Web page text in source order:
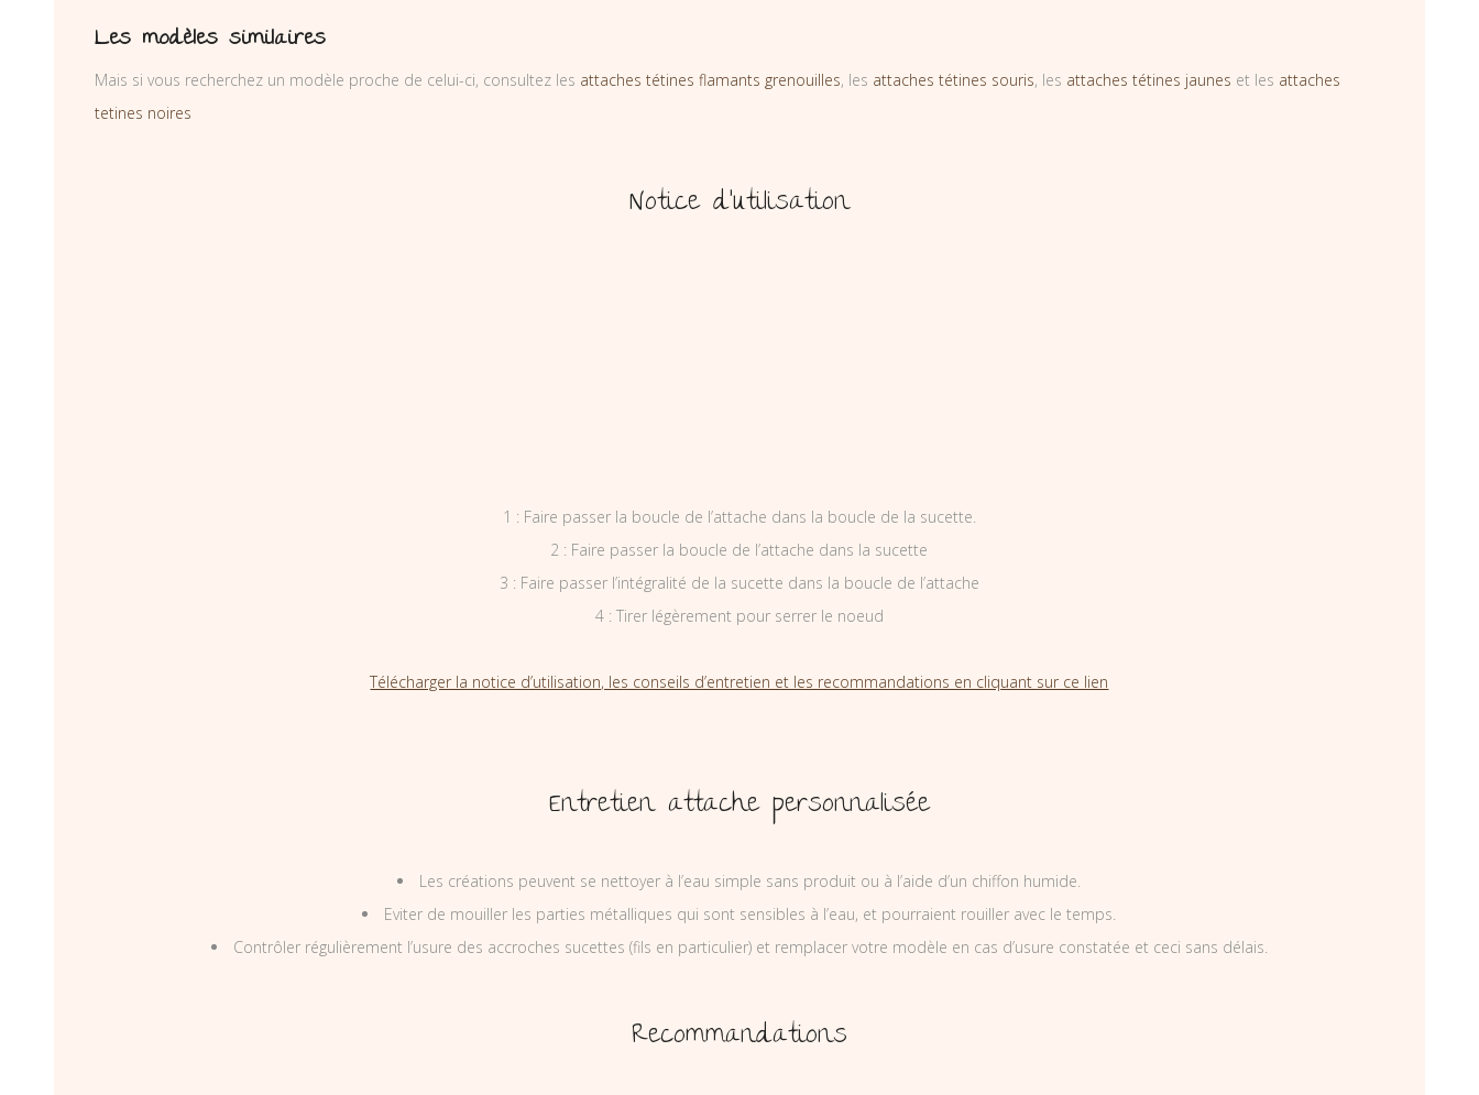
Les modèles similaires
Mais si vous recherchez un modèle proche de celui-ci, consultez les attaches tétines flamants grenouilles, les attaches tétines souris, les attaches tétines jaunes et les attaches
tetines noires
Notice d’utilisation
1 : Faire passer la boucle de l’attache dans la boucle de la sucette.
2 : Faire passer la boucle de l’attache dans la sucette
3 : Faire passer l’intégralité de la sucette dans la boucle de l’attache
4 : Tirer légèrement pour serrer le noeud
Télécharger la notice d’utilisation, les conseils d’entretien et les recommandations en cliquant sur ce lien
Entretien attache personnalisée
Les créations peuvent se nettoyer à l’eau simple sans produit ou à l’aide d’un chiffon humide.
Eviter de mouiller les parties métalliques qui sont sensibles à l’eau, et pourraient rouiller avec le temps.
Contrôler régulièrement l’usure des accroches sucettes (fils en particulier) et remplacer votre modèle en cas d’usure constatée et ceci sans délais.
Recommandations